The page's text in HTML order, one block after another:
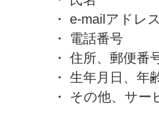
・ e-mailアドレ
・ 電話番号
・ 住所、郵便番
・ 生年月日、年
・ その他、サ